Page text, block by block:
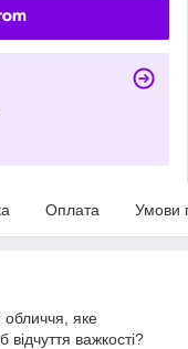
Оплата Умови
обличчя, яке
важкості?